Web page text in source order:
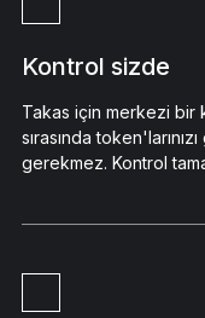
Kontrol sizde
Takas için merkezi bir
sırasında
gerekmez. Kontrol